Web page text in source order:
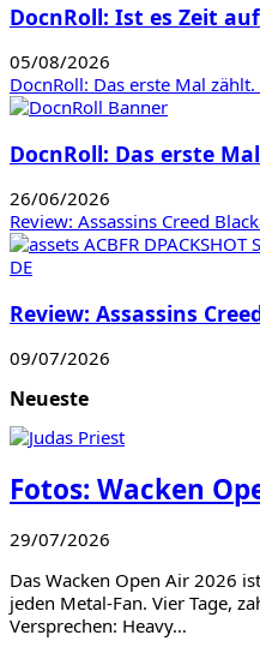
DocnRoll: Ist es Zeit
05/08/2026
DocnRoll: Das erste Mal
DocnRoll: Das erste
26/06/2026
Review: Assassins Creed
Review: Assassins
09/07/2026
Neueste
Fotos: Wacken
29/07/2026
Das Wacken Open Air 2026
jeden Metal-Fan. Vier Tage,
Versprechen: Heavy…